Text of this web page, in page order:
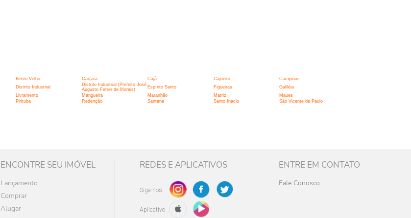
Bento Velho Caiçara Cajá Cajueiro
Campinas
Distrito Industrial
Distrito Industrial (Prefeito José
Augusto Ferrer de Morais)
Espírito Santo Figueiras
Galiléia
Livramento Mangueira Maranhão Matriz
Maues
Pirituba Redenção Santana Santo Inácio São Vicente de Paulo
ENCONTRE SEU IMÓVEL
Lançamento
Comprar
Alugar
REDES E APLICATIVOS
Siga-nos
Aplicativo
ENTRE EM CONTATO
Fale Conosco